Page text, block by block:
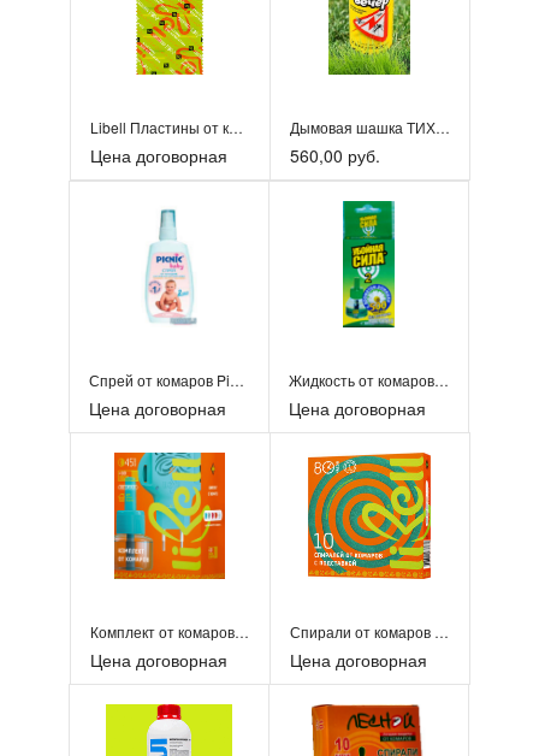
Libell Пластины от комаров 10+2
Цена договорная
Дымовая шашка ТИХИЙ ВЕЧЕР
560,00 руб.
Спрей от комаров Picnic Baby 120 мл.
Цена договорная
Жидкость от комаров с ароматом ромашки 45 мл
Цена договорная
Комплект от комаров (жидкость + фумигатор) Libell
Цена договорная
Спирали от комаров Libell
Цена договорная